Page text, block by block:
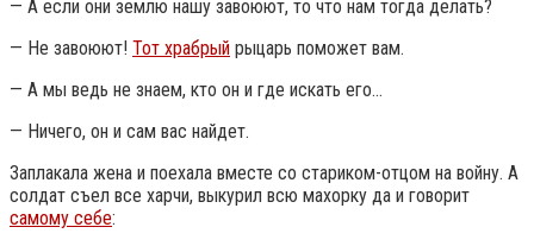
— А если они землю нашу завоюют, то что нам тогда делать?
— Не завоюют! Тот храбрый рыцарь поможет вам.
— А мы ведь не знаем, кто он и где искать его…
— Ничего, он и сам вас найдет.
Заплакала жена и поехала вместе со стариком-отцом на войну. А
солдат съел все харчи, выкурил всю махорку да и говорит
самому себе: